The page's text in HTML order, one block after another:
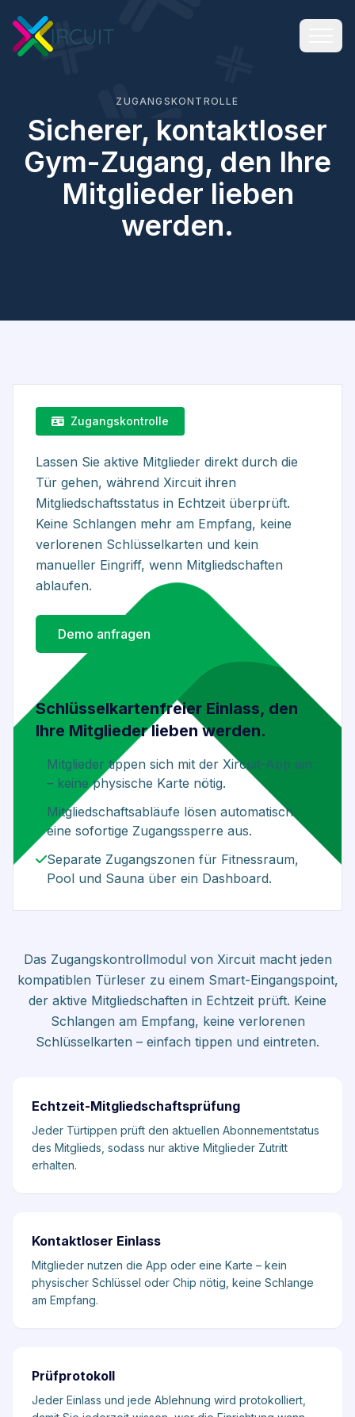
ZUGANGSKONTROLLE
Sicherer, kontaktloser
Gym-Zugang, den Ihre
Mitglieder lieben
werden.
Zugangskontrolle
Lassen Sie aktive Mitglieder direkt durch die
Tür gehen, während Xircuit ihren
Mitgliedschaftsstatus in Echtzeit überprüft.
Keine Schlangen mehr am Empfang, keine
verlorenen Schlüsselkarten und kein
manueller Eingriff, wenn Mitgliedschaften
ablaufen.
Demo anfragen
Schlüsselkartenfreier Einlass, den
Ihre Mitglieder lieben werden.
Mitglieder tippen sich mit der Xircuit-App ein
– keine physische Karte nötig.
Mitgliedschaftsabläufe lösen automatisch
eine sofortige Zugangssperre aus.
Separate Zugangszonen für Fitnessraum,
Pool und Sauna über ein Dashboard.
Das Zugangskontrollmodul von Xircuit macht jeden
kompatiblen Türleser zu einem Smart-Eingangspoint,
der aktive Mitgliedschaften in Echtzeit prüft. Keine
Schlangen am Empfang, keine verlorenen
Schlüsselkarten – einfach tippen und eintreten.
Echtzeit-Mitgliedschaftsprüfung
Jeder Türtippen prüft den aktuellen Abonnementstatus
des Mitglieds, sodass nur aktive Mitglieder Zutritt
erhalten.
Kontaktloser Einlass
Mitglieder nutzen die App oder eine Karte – kein
physischer Schlüssel oder Chip nötig, keine Schlange
am Empfang.
Prüfprotokoll
Jeder Einlass und jede Ablehnung wird protokolliert,